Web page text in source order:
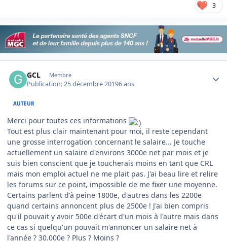
3
GCL Membre
Publication:25 décembre 20196 ans
AUTEUR
Merci pour toutes ces informations
Tout est plus clair maintenant pour moi, il reste cependant
une grosse interrogation concernant le salaire... Je touche
actuellement un salaire d'environs 3000e net par mois et je
suis bien conscient que je toucherais moins en tant que CRL
mais mon emploi actuel ne me plait pas. J'ai beau lire et relire
les forums sur ce point, impossible de me fixer une moyenne.
Certains parlent d'à peine 1800e, d'autres dans les 2200e
quand certains annoncent plus de 2500e ! J'ai bien compris
qu'il pouvait y avoir 500e d'écart d'un mois à l'autre mais dans
ce cas si quelqu'un pouvait m'annoncer un salaire net à
l'année ? 30.000e ? Plus ? Moins ?